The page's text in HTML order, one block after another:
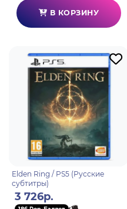
В КОРЗИНУ
Elden Ring / PS5 (Русские
субтитры)
3 726р.